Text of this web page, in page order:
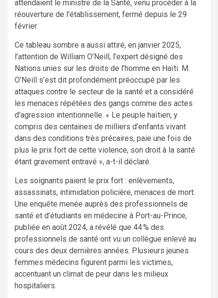
attendaient le ministre de la Santé, venu procéder à la
réouverture de l’établissement, fermé depuis le 29
février.
Ce tableau sombre a aussi attiré, en janvier 2025,
l’attention de William O’Neill, l’expert désigné des
Nations unies sur les droits de l’homme en Haïti. M.
O’Neill s’est dit profondément préoccupé par les
attaques contre le secteur de la santé et a considéré
les menaces répétées des gangs comme des actes
d’agression intentionnelle. « Le peuple haïtien, y
compris des centaines de milliers d’enfants vivant
dans des conditions très précaires, paie une fois de
plus le prix fort de cette violence, son droit à la santé
étant gravement entravé », a-t-il déclaré.
Les soignants paient le prix fort : enlèvements,
assassinats, intimidation policière, menaces de mort.
Une enquête menée auprès des professionnels de
santé et d’étudiants en médecine à Port-au-Prince,
publiée en août 2024, a révélé que 44 % des
professionnels de santé ont vu un collègue enlevé au
cours des deux dernières années. Plusieurs jeunes
femmes médecins figurent parmi les victimes,
accentuant un climat de peur dans les milieux
hospitaliers.